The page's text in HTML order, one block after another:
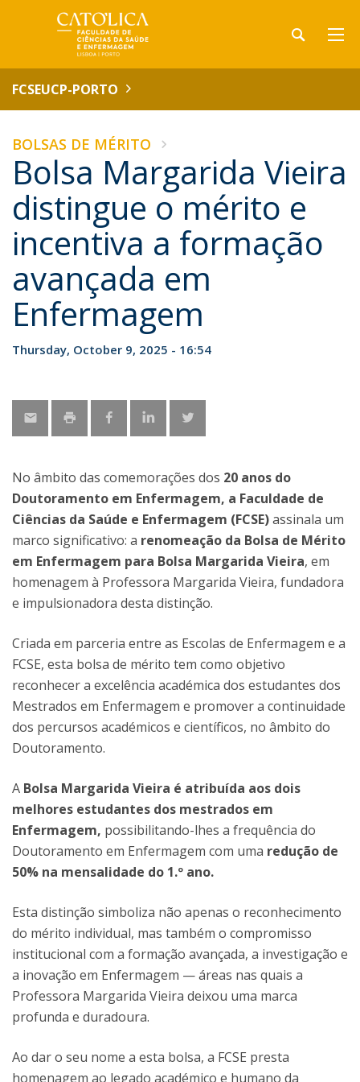
FCSEUCP-PORTO
BOLSAS DE MÉRITO
Bolsa Margarida Vieira
distingue o mérito e
incentiva a formação
avançada em
Enfermagem
Thursday, October 9, 2025 - 16:54
No âmbito das comemorações dos 20 anos do
Doutoramento em Enfermagem, a Faculdade de
Ciências da Saúde e Enfermagem (FCSE)assinala um
marco significativo: a renomeação da Bolsa de Mérito
em Enfermagem para Bolsa Margarida Vieira, em
homenagem à Professora Margarida Vieira, fundadora
e impulsionadora desta distinção.
Criada em parceria entre as Escolas de Enfermagem e a
FCSE, esta bolsa de mérito tem como objetivo
reconhecer a excelência académica dos estudantes dos
Mestrados em Enfermagem e promover a continuidade
dos percursos académicos e científicos, no âmbito do
Doutoramento.
A Bolsa Margarida Vieira é atribuída aos dois
melhores estudantes dos mestrados em
Enfermagem, possibilitando-lhes a frequência do
Doutoramento em Enfermagem com uma redução de
50% na mensalidade do 1.º ano.
Esta distinção simboliza não apenas o reconhecimento
do mérito individual, mas também o compromisso
institucional com a formação avançada, a investigação e
a inovação em Enfermagem — áreas nas quais a
Professora Margarida Vieira deixou uma marca
profunda e duradoura.
Ao dar o seu nome a esta bolsa, a FCSE presta
homenagem ao legado académico e humano da